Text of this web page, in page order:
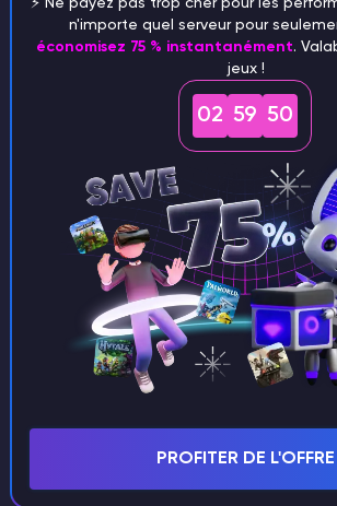
⚡️ Ne payez pas trop cher pour les
n'importe quel serveur pour
économisez 75 % instantanément.
jeux !
02 59 49
PROFITER DE L'OFFRE